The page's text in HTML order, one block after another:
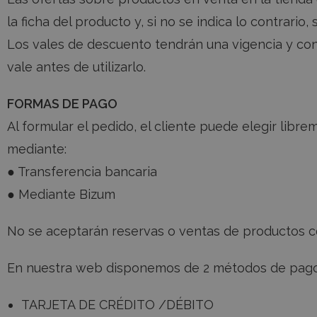
la ficha del producto y, si no se indica lo
Los vales de descuento tendrán una vigencia y
vale antes de utilizarlo.
FORMAS DE PAGO
Al formular el pedido, el cliente puede elegir
mediante:
● Transferencia bancaria
● Mediante Bizum
No se aceptarán reservas o ventas de productos
En nuestra web disponemos de 2 métodos de
TARJETA DE CRÉDITO /DÉBITO
sbjs_udata
sbjs_first